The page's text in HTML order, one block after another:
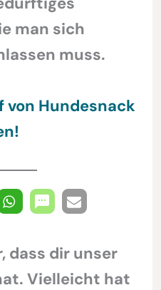
man sich
muss.
von Hundesnack
dass dir unser
Vielleicht hat